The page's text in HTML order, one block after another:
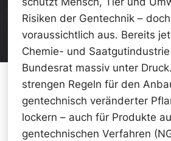
Risiken der Gentechnik –
voraussichtlich aus. Bereits
Chemie- und
Bundesrat massiv unter
strengen Regeln für den
gentechnisch veränderter
lockern – auch für Produkte
gentechnischen Verfahren